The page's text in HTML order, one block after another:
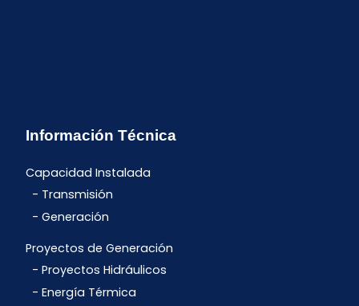
Información Técnica
Capacidad Instalada
Transmisión
Generación
Proyectos de Generación
Proyectos Hidráulicos
Energía Térmica